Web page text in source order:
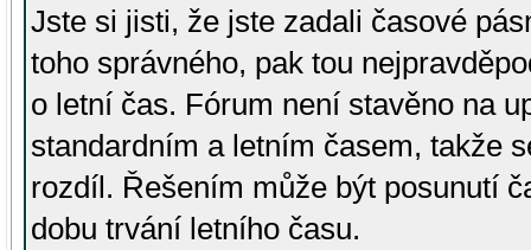
Jste si jisti, že jste zadali časové
toho správného, pak tou
o letní čas. Fórum není stavěno na
standardním a letním časem, takže
rozdíl. Řešením může být posunutí
dobu trvání letního času.